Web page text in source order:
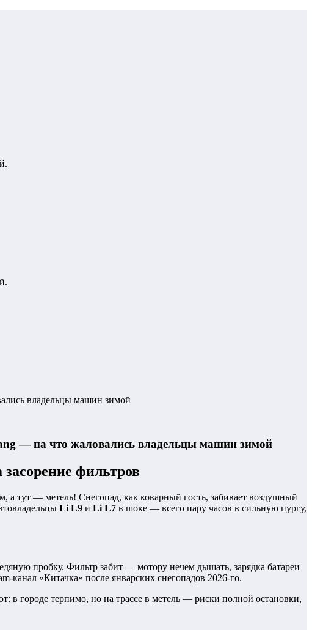
владельцы машин зимой
— на что жаловались владельцы машин зимой
фильтров
а тут — метель! Снегопад, как коварный гость, забивает воздушный
Li L9 и Li L7 в шоке — всего пару часов в сильную пургу,
пробку. Фильтр забит — мотору нечем дышать, зарядка батареи
канал «Китачка» после январских снегопадов 2026-го.
городе терпимо, но на трассе в метель — риски полной остановки,